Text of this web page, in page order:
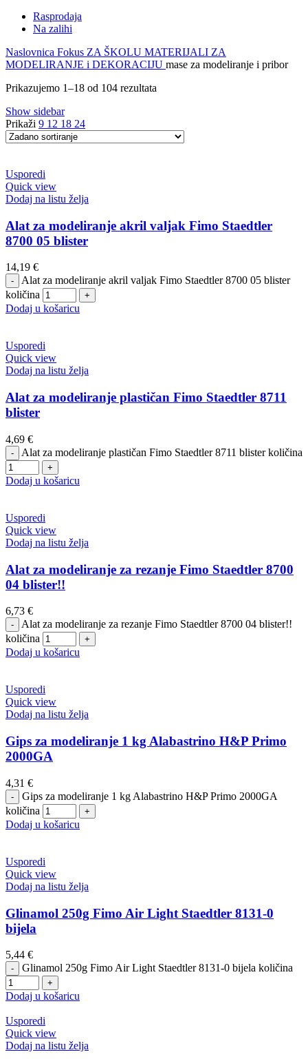
Rasprodaja
Na zalihi
Naslovnica Fokus ZA ŠKOLU MATERIJALI ZA
MODELIRANJE i DEKORACIJU mase za modeliranje i pribor
Prikazujemo 1–18 od 104 rezultata
Show sidebar
Prikaži 9 12 18 24
Usporedi
Quick view
Dodaj na listu želja
Alat za modeliranje akril valjak Fimo Staedtler
8700 05 blister
14,19 €
Alat za modeliranje akril valjak Fimo Staedtler 8700 05 blister
količina
Dodaj u košaricu
Usporedi
Quick view
Dodaj na listu želja
Alat za modeliranje plastičan Fimo Staedtler 8711
blister
4,69 €
Alat za modeliranje plastičan Fimo Staedtler 8711 blister količina
Dodaj u košaricu
Usporedi
Quick view
Dodaj na listu želja
Alat za modeliranje za rezanje Fimo Staedtler 8700
04 blister!!
6,73 €
Alat za modeliranje za rezanje Fimo Staedtler 8700 04 blister!!
količina
Dodaj u košaricu
Usporedi
Quick view
Dodaj na listu želja
Gips za modeliranje 1 kg Alabastrino H&P Primo
2000GA
4,31 €
Gips za modeliranje 1 kg Alabastrino H&P Primo 2000GA
količina
Dodaj u košaricu
Usporedi
Quick view
Dodaj na listu želja
Glinamol 250g Fimo Air Light Staedtler 8131-0
bijela
5,44 €
Glinamol 250g Fimo Air Light Staedtler 8131-0 bijela količina
Dodaj u košaricu
Usporedi
Quick view
Dodaj na listu želja